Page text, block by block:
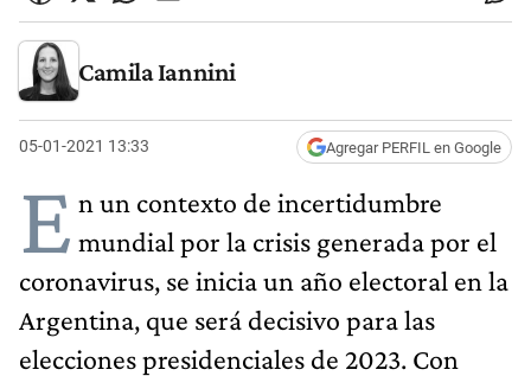
Camila Iannini
05-01-2021 13:33 Agregar PERFIL en Google
E n un contexto de incertidumbre
mundial por la crisis generada por el
coronavirus, se inicia un año electoral en la
Argentina, que será decisivo para las
elecciones presidenciales de 2023. Con